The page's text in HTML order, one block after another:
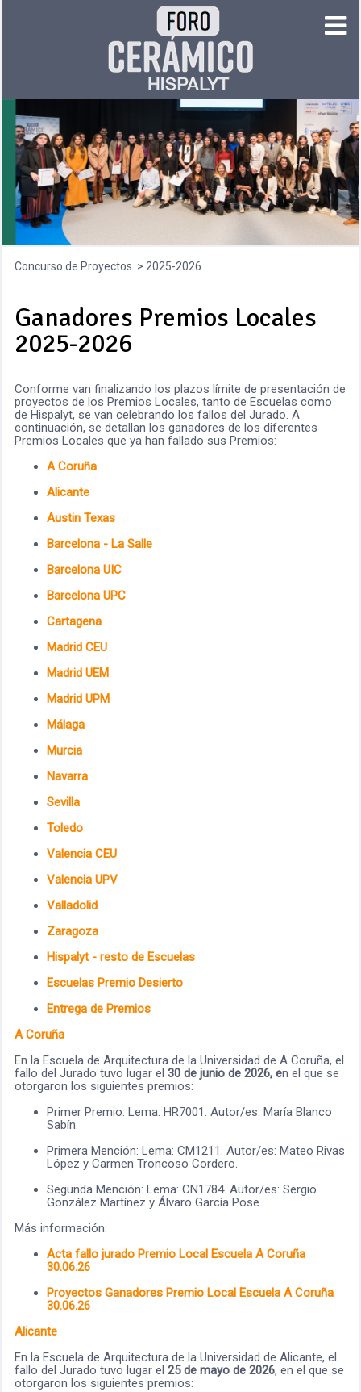
Concurso de Proyectos 2025-2026
Ganadores Premios Locales
2025-2026
Conforme van finalizando los plazos límite de presentación de
proyectos de los Premios Locales, tanto de Escuelas como
de Hispalyt, se van celebrando los fallos del Jurado. A
continuación, se detallan los ganadores de los diferentes
Premios Locales que ya han fallado sus Premios:
A Coruña
Alicante
Austin Texas
Barcelona - La Salle
Barcelona UIC
Barcelona UPC
Cartagena
Madrid CEU
Madrid UEM
Madrid UPM
Málaga
Murcia
Navarra
Sevilla
Toledo
Valencia CEU
Valencia UPV
Valladolid
Zaragoza
Hispalyt - resto de Escuelas
Escuelas Premio Desierto
Entrega de Premios
A Coruña
En la Escuela de Arquitectura de la Universidad de A Coruña, el
fallo del Jurado tuvo lugar el30 de junio de 2026, en el que se
otorgaron los siguientes premios:
Primer Premio: Lema: HR7001. Autor/es: María Blanco
Sabín.
Primera Mención: Lema: CM1211. Autor/es: Mateo Rivas
López y Carmen Troncoso Cordero.
Segunda Mención: Lema: CN1784. Autor/es: Sergio
González Martínez y Álvaro García Pose.
Más información:
Acta fallo jurado Premio Local EscuelaA Coruña
30.06.26
Proyectos Ganadores Premio Local EscuelaA Coruña
30.06.26
Alicante
En la Escuela de Arquitectura de la Universidad de Alicante, el
fallo del Jurado tuvo lugar el25 de mayo de 2026, en el que se
otorgaron los siguientes premios: